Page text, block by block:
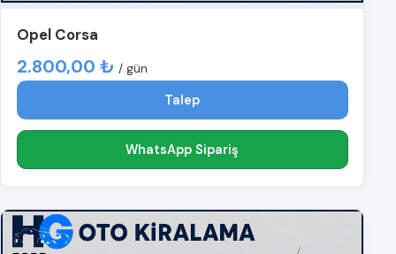
Opel Corsa
2.800,00 ₺ / gün
Talep
WhatsApp Sipariş